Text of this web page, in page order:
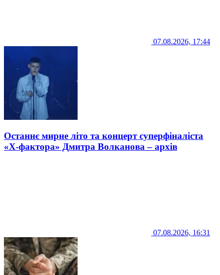
07.08.2026, 17:44
Останнє мирне літо та концерт суперфіналіста
«Х-фактора» Дмитра Волканова – архів
07.08.2026, 16:31